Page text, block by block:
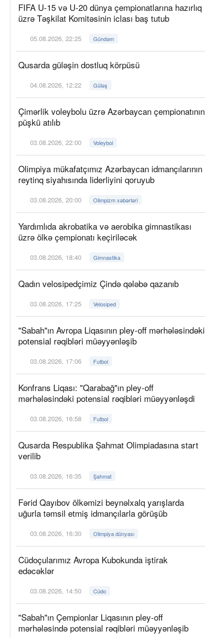
FIFA U-15 və U-20 dünya çempionatlarına hazırlıq
üzrə Təşkilat Komitəsinin iclası baş tutub
05.08.2026, 22:25 Gündəm
Qusarda güləşin dostluq körpüsü
04.08.2026, 12:22 Güləş
Çimərlik voleybolu üzrə Azərbaycan çempionatının
püşkü atılıb
03.08.2026, 22:00 Voleybol
Olimpiya mükafatçımız Azərbaycan idmançılarının
reytinq siyahısında liderliyini qoruyub
03.08.2026, 20:00 Olimpizm xəbərləri
Yardımlıda akrobatika və aerobika gimnastikası
üzrə ölkə çempionatı keçiriləcək
03.08.2026, 18:40 Gimnastika
Qadın velosipedçimiz Çində qələbə qazanıb
03.08.2026, 17:25 Velosiped
"Sabah"ın Avropa Liqasının pley-off mərhələsindəki
potensial rəqibləri müəyyənləşib
03.08.2026, 17:06 Futbol
Konfrans Liqası: "Qarabağ"ın pley-off
mərhələsindəki potensial rəqibləri müəyyənləşdi
03.08.2026, 16:58 Futbol
Qusarda Respublika Şahmat Olimpiadasına start
verilib
03.08.2026, 16:35 Şahmat
Fərid Qayıbov ölkəmizi beynəlxalq yarışlarda
uğurla təmsil etmiş idmançılarla görüşüb
03.08.2026, 16:30 Olimpiya dünyası
Cüdoçularımız Avropa Kubokunda iştirak
edəcəklər
03.08.2026, 14:50 Cüdo
"Sabah"ın Çempionlar Liqasının pley-off
mərhələsində potensial rəqibləri müəyyənləşib